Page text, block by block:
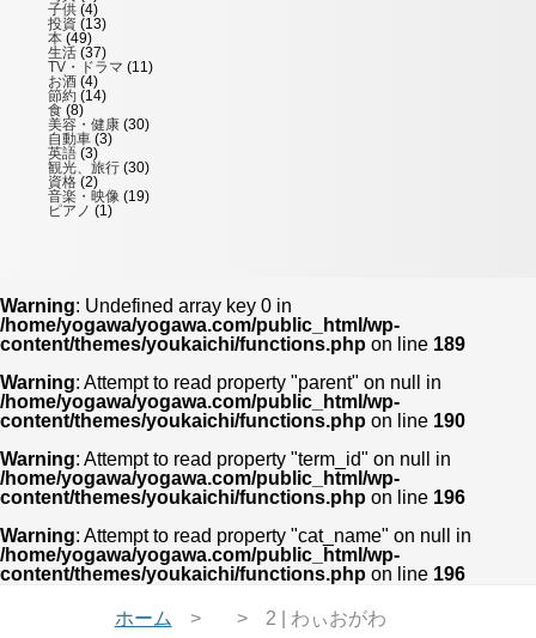
子供 (4)
投資 (13)
本 (49)
生活 (37)
TV・ドラマ (11)
お酒 (4)
節約 (14)
食 (8)
美容・健康 (30)
自動車 (3)
英語 (3)
観光、旅行 (30)
資格 (2)
音楽・映像 (19)
ピアノ (1)
Warning: Undefined array key 0 in
/home/yogawa/yogawa.com/public_html/wp-
content/themes/youkaichi/functions.php on line 189
Warning: Attempt to read property "parent" on null in
/home/yogawa/yogawa.com/public_html/wp-
content/themes/youkaichi/functions.php on line 190
Warning: Attempt to read property "term_id" on null in
/home/yogawa/yogawa.com/public_html/wp-
content/themes/youkaichi/functions.php on line 196
Warning: Attempt to read property "cat_name" on null in
/home/yogawa/yogawa.com/public_html/wp-
content/themes/youkaichi/functions.php on line 196
ホーム 2 | わぃおがわ